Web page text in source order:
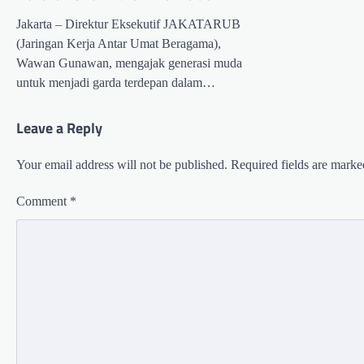
Jakarta – Direktur Eksekutif JAKATARUB
(Jaringan Kerja Antar Umat Beragama),
Wawan Gunawan, mengajak generasi muda
untuk menjadi garda terdepan dalam…
Leave a Reply
Your email address will not be published. Required fields are
Comment *